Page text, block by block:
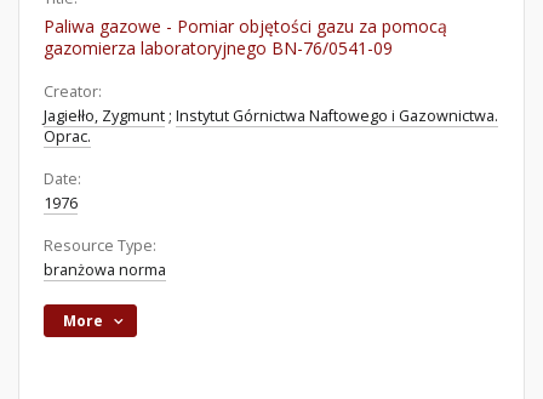
Paliwa gazowe - Pomiar objętości gazu za pomocą
gazomierza laboratoryjnego BN-76/0541-09
Creator:
Jagiełło, Zygmunt ; Instytut Górnictwa Naftowego i Gazownictwa.
Oprac.
Date:
1976
Resource Type:
branżowa norma
More